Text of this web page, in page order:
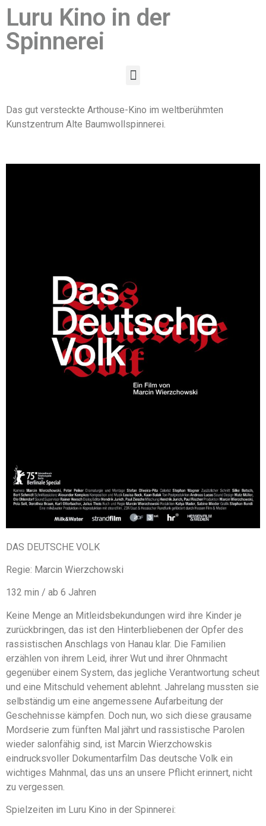
Luru Kino in der
Spinnerei
Das gut versteckte Arthouse-Kino im weltberühmten
Kunstzentrum Alte Baumwollspinnerei.
DAS DEUTSCHE VOLK
Regie: Marcin Wierzchowski
132 min / ab 6 Jahren
Keine Menge an Mitleidsbekundungen wird ihre Kinder je
zurückbringen, das ist den Hinterbliebenen der Opfer des
rassistischen Anschlags von Hanau klar. Die Familien
erzählen von ihrem Leid, ihrer Wut und ihrer Ohnmacht
gegenüber einem System, das jegliche Verantwortung scheut
und eine Mitschuld vehement ablehnt. Jahrelang mussten sie
selbständig um eine angemessene Aufarbeitung der
Geschehnisse kämpfen. Doch nun, wo sich diese grausame
Mordserie zum fünften Mal jährt und rassistische Parolen
wieder salonfähig sind, ist Marcin Wierzchowskis
eindrucksvoller Dokumentarfilm Das deutsche Volk ein
wichtiges Mahnmal, das uns an unsere Pflicht erinnert, nicht
zu vergessen.
Spielzeiten im Luru Kino in der Spinnerei: